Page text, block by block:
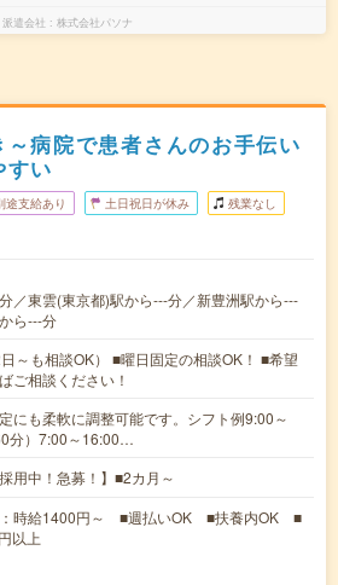
派遣会社 株式会社パソナ
～病院で患者さんのお手伝い
すい
途支給あり 土日祝日が休み 残業なし
／東雲(東京都)駅から---分／新豊洲駅から---
ら---分
～も相談OK） ■曜日固定の相談OK！ ■希望
ご相談ください！
にも柔軟に調整可能です。シフト例9:00～
分）7:00～16:00…
用中！急募！】■2カ月～
：時給1400円～ ■週払いOK ■扶養内OK ■
以上